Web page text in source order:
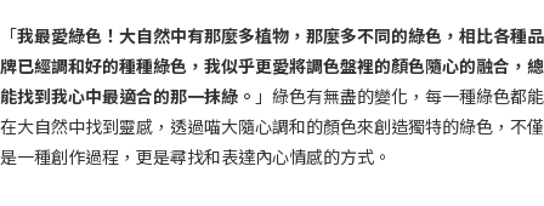
「我最愛綠色！大自然中有那麼多植物，那麼多不同的綠色，相比各種品
牌已經調和好的種種綠色，我似乎更愛將調色盤裡的顏色隨心的融合，總
能找到我心中最適合的那一抹綠。 」綠色有無盡的變化，每一種綠色都能
在大自然中找到靈感，透過喵大隨心調和的顏色來創造獨特的綠色，不僅
是一種創作過程，更是尋找和表達內心情感的方式。